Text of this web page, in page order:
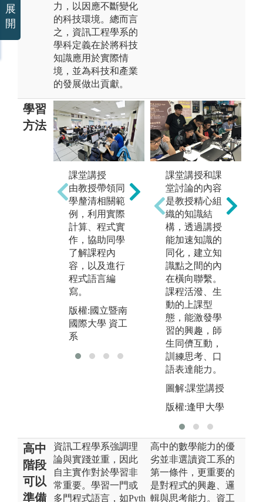
力，以因應不斷變化
的科技環境。總而言
之，資訊工程學系的
學科定義在於將科技
知識應用於實際情
境，並為科技和產業
的發展做出貢獻。
學習
方法
課堂講授
由教授帶領同
學釐清相關範
例，利用實際
計算、程式實
作，協助同學
了解課程內
容，以及進行
程式語言編
寫。
版權:國立暨南
國際大學 資工
系
實驗實作教學
教授及助教協
助同學透過實
際實驗操作，
讓同學具備自
己設計預期功
能裝置之能
力。
版權:國立暨南
國際大學 資工
系
課堂講授和課
堂討論的內容
是教授精心組
織的知識結
構，透過講授
能加速知識的
同化，建立知
識點之間的內
在橫向聯繫。
課程活潑、生
動的上課型
態，能激發學
習的興趣，師
生同儕互動，
訓練思考、口
語表達能力。
圖解:課堂講授
版權:逢甲大學
高中
階段
可以
準備
資訊工程學系強調理
論與實踐並重，因此
自主實作對於學習非
常重要。學習一門或
多門程式語言，如Pyth
高中的數學能力的優
劣並非選讀資工系的
第一條件，更重要的
是對程式的興趣、邏
輯與思考能力。資工
展
開